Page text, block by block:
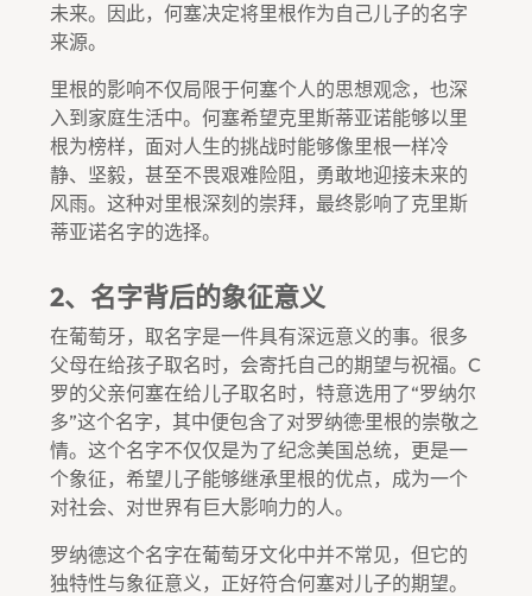
未来。因此，何塞决定将里根作为自己儿子的名字
来源。
里根的影响不仅局限于何塞个人的思想观念，也深
入到家庭生活中。何塞希望克里斯蒂亚诺能够以里
根为榜样，面对人生的挑战时能够像里根一样冷
静、坚毅，甚至不畏艰难险阻，勇敢地迎接未来的
风雨。这种对里根深刻的崇拜，最终影响了克里斯
蒂亚诺名字的选择。
2、名字背后的象征意义
在葡萄牙，取名字是一件具有深远意义的事。很多
父母在给孩子取名时，会寄托自己的期望与祝福。C
罗的父亲何塞在给儿子取名时，特意选用了“罗纳尔
多”这个名字，其中便包含了对罗纳德·里根的崇敬之
情。这个名字不仅仅是为了纪念美国总统，更是一
个象征，希望儿子能够继承里根的优点，成为一个
对社会、对世界有巨大影响力的人。
罗纳德这个名字在葡萄牙文化中并不常见，但它的
独特性与象征意义，正好符合何塞对儿子的期望。